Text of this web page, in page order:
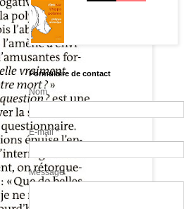
Formulaire de contact
Nom
E-mail*
Message*